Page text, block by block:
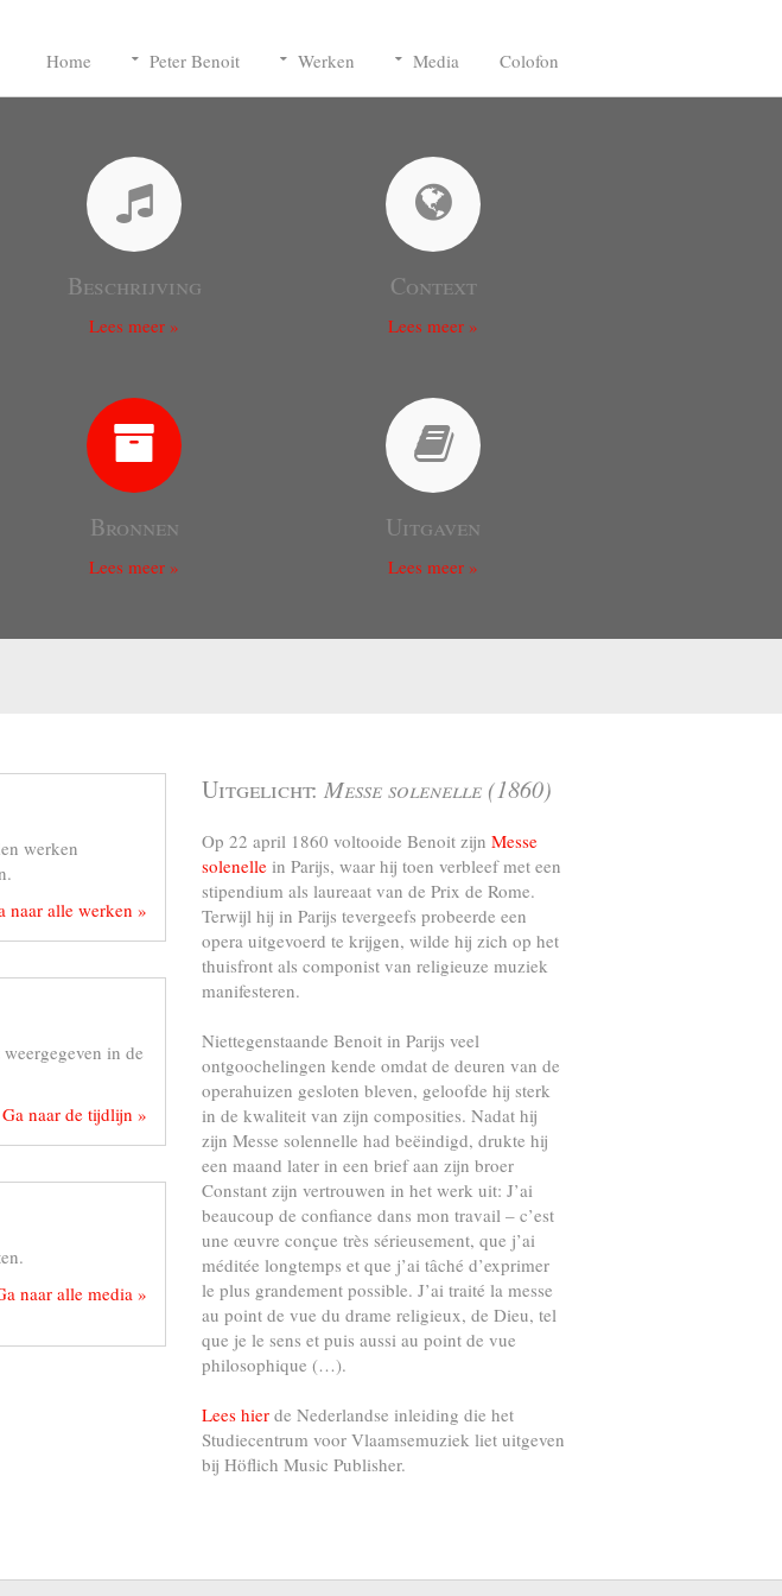
Home Peter Benoit Werken Media Colofon
Beschrijving
Lees meer »
Bronnen
Lees meer »
Context
Lees meer »
Uitgaven
Lees meer »
werken
naar alle werken »
in de
Ga naar de tijdlijn »
naar alle media »
Uitgelicht: Messe solenelle (1860)
Op 22 april 1860 voltooide Benoit zijn Messe
solenelle in Parijs, waar hij toen verbleef met een
stipendium als laureaat van de Prix de Rome.
Terwijl hij in Parijs tevergeefs probeerde een
opera uitgevoerd te krijgen, wilde hij zich op het
thuisfront als componist van religieuze muziek
manifesteren.
Niettegenstaande Benoit in Parijs veel
ontgoochelingen kende omdat de deuren van de
operahuizen gesloten bleven, geloofde hij sterk
in de kwaliteit van zijn composities. Nadat hij
zijn Messe solennelle had beëindigd, drukte hij
een maand later in een brief aan zijn broer
Constant zijn vertrouwen in het werk uit: J’ai
beaucoup de confiance dans mon travail – c’est
une œuvre conçue très sérieusement, que j’ai
méditée longtemps et que j’ai tâché d’exprimer
le plus grandement possible. J’ai traité la messe
au point de vue du drame religieux, de Dieu, tel
que je le sens et puis aussi au point de vue
philosophique (…).
Lees hier de Nederlandse inleiding die het
Studiecentrum voor Vlaamsemuziek liet uitgeven
bij Höflich Music Publisher.